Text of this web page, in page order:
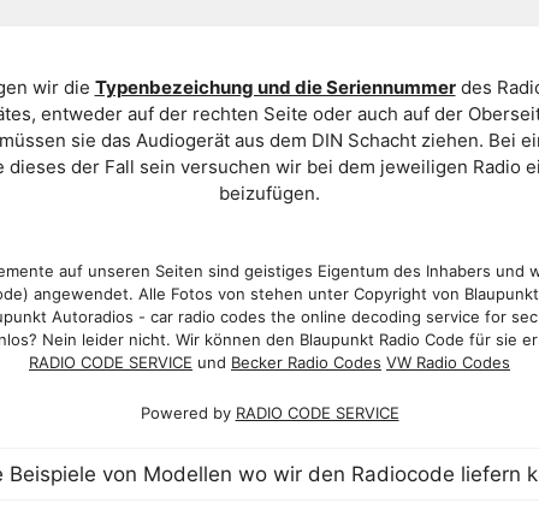
wir die Typenbezeichung und die Seriennummerdes
entweder auf der rechten Seite oder auch auf der
sie das Audiogerät aus dem DIN Schacht ziehen. Bei
der Fall sein versuchen wir bei dem jeweiligen Radio
beizufügen.
auf unseren Seiten sind geistiges Eigentum des Inhabers und
angewendet. Alle Fotos von stehen unter Copyright von
Autoradios - car radio codes the online decoding service for
Nein leider nicht. Wir können den Blaupunkt Radio Code für sie
RADIO CODE SERVICE und Becker Radio Codes VW Radio Codes
Powered by RADIO CODE SERVICE